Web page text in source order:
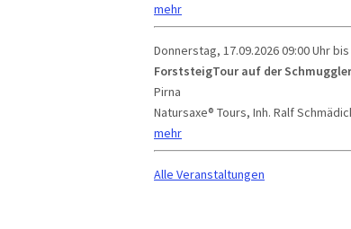
mehr
Donnerstag, 17.09.202609:00 Uhr
ForststeigTour auf der
Pirna
Natursaxe® Tours, Inh. Ralf
mehr
Alle Veranstaltungen